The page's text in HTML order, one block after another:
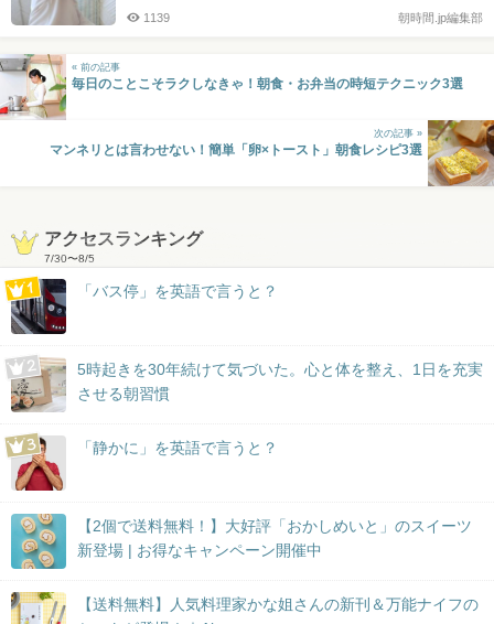
朝時間.jp編集部
1139
« 前の記事
毎日のことこそラクしなきゃ！朝食・お弁当の時短テクニック3選
次の記事 »
マンネリとは言わせない！簡単「卵×トースト」朝食レシピ3選
アクセスランキング
7/30〜8/5
「バス停」を英語で言うと？
5時起きを30年続けて気づいた。心と体を整え、1日を充実
させる朝習慣
「静かに」を英語で言うと？
【2個で送料無料！】大好評「おかしめいと」のスイーツ
新登場 | お得なキャンペーン開催中
【送料無料】人気料理家かな姐さんの新刊＆万能ナイフの